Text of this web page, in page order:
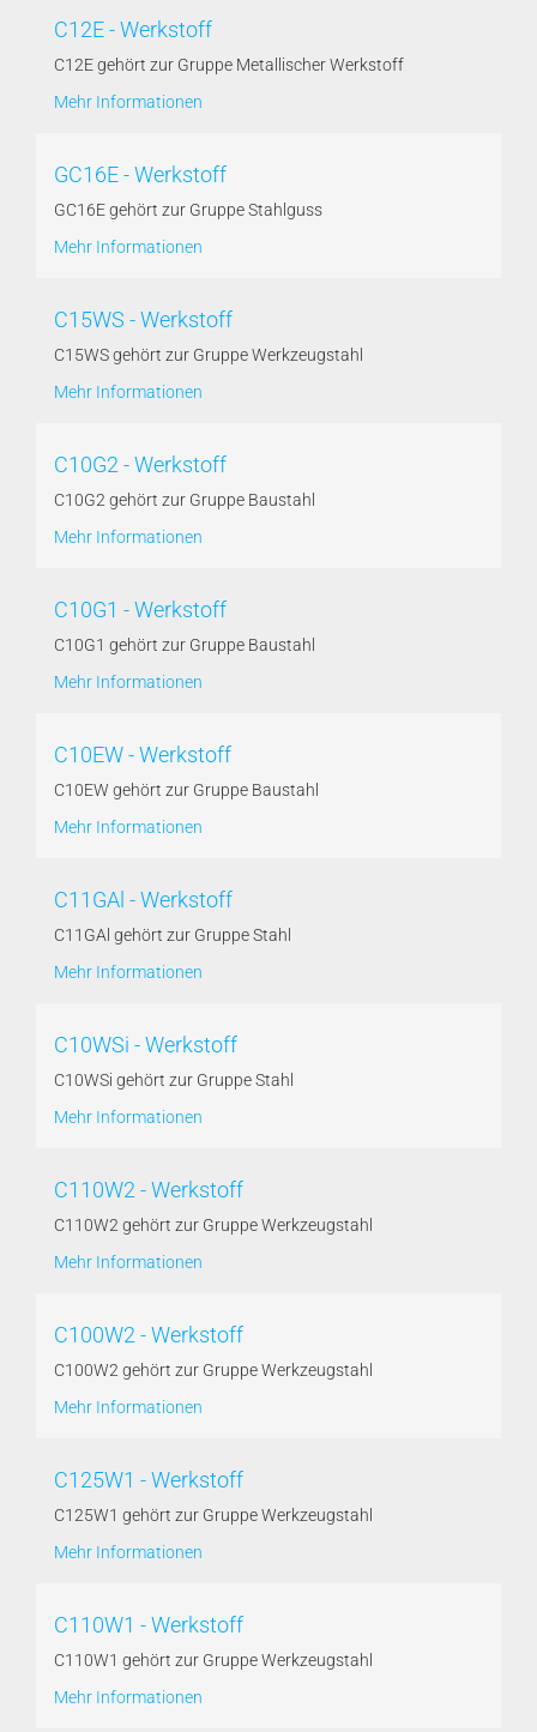
C12E - Werkstoff
C12E gehört zur Gruppe Metallischer Werkstoff
Mehr Informationen
GC16E - Werkstoff
GC16E gehört zur Gruppe Stahlguss
Mehr Informationen
C15WS - Werkstoff
C15WS gehört zur Gruppe Werkzeugstahl
Mehr Informationen
C10G2 - Werkstoff
C10G2 gehört zur Gruppe Baustahl
Mehr Informationen
C10G1 - Werkstoff
C10G1 gehört zur Gruppe Baustahl
Mehr Informationen
C10EW - Werkstoff
C10EW gehört zur Gruppe Baustahl
Mehr Informationen
C11GAl - Werkstoff
C11GAl gehört zur Gruppe Stahl
Mehr Informationen
C10WSi - Werkstoff
C10WSi gehört zur Gruppe Stahl
Mehr Informationen
C110W2 - Werkstoff
C110W2 gehört zur Gruppe Werkzeugstahl
Mehr Informationen
C100W2 - Werkstoff
C100W2 gehört zur Gruppe Werkzeugstahl
Mehr Informationen
C125W1 - Werkstoff
C125W1 gehört zur Gruppe Werkzeugstahl
Mehr Informationen
C110W1 - Werkstoff
C110W1 gehört zur Gruppe Werkzeugstahl
Mehr Informationen